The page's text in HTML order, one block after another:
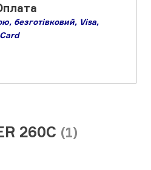
безготівковий, Visa,
260C (1)